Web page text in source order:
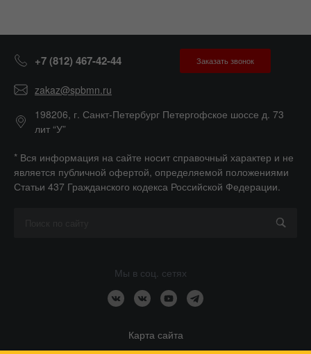
+7 (812) 467-42-44 Заказать звонок
zakaz@spbmn.ru
198206, г. Санкт-Петербург Петергофское шоссе д. 73
лит “У”
* Вся информация на сайте носит справочный характер и не
является публичной офертой, определяемой положениями
Статьи 437 Гражданского кодекса Российской Федерации.
Мы в соц. сетях
Карта сайта